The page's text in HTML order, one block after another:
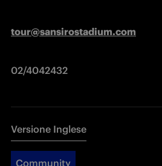
tour@sansirostadium.com
02/4042432
Versione Inglese
Community